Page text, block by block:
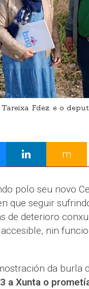
Fdez. e o
m
polo seu novo
que seguir
de deterioro
nin
da burla
a Xunta o